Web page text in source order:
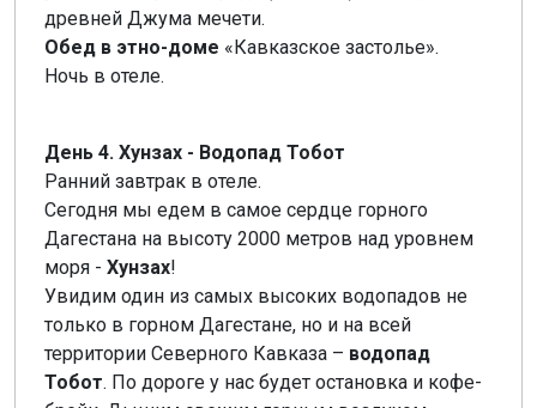
древней Джума мечети.
Обед в этно-доме «Кавказское застолье».
Ночь в отеле.
День 4. Хунзах - Водопад Тобот
Ранний завтрак в отеле.
Сегодня мы едем в самое сердце горного
Дагестана на высоту 2000 метров над уровнем
моря - Хунзах!
Увидим один из самых высоких водопадов не
только в горном Дагестане, но и на всей
территории Северного Кавказа – водопад
Тобот. По дороге у нас будет остановка и кофе-